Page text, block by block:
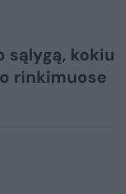
sąlygą, kokiu
rinkimuose